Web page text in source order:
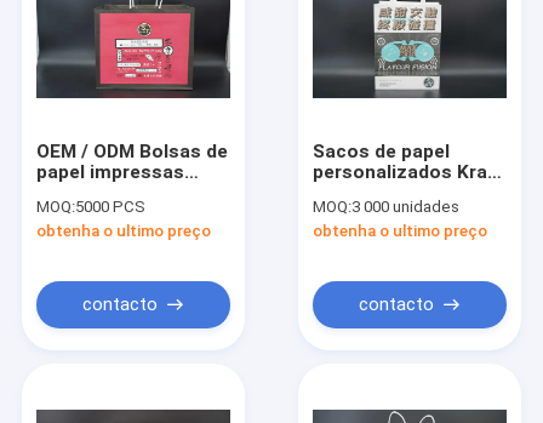
OEM / ODM Bolsas de
papel impressas
Bolsas de papel de
punho torcido
MOQ:5000 PCS
obtenha o ultimo preço
contacto
Sacos de papel
personalizados Kraft
branco com alças de
corda
MOQ:3 000 unidades
obtenha o ultimo preço
contacto